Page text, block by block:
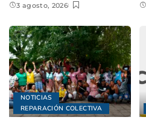
3 agosto, 2026
NOTICIAS
REPARACIÓN COLECTIVA